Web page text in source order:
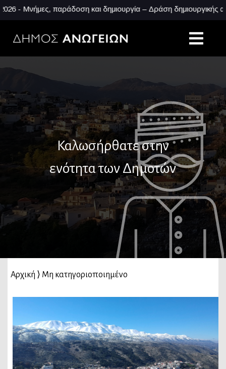
παράδοση και δημιουργία – Δράση δημιουργικής
Καλωσήρθατε στην
ενότητα των Δημοτών
Αρχική ⟩ Μη κατηγοριοποιημένο